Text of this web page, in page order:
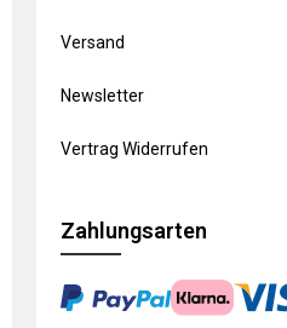
Versand
Newsletter
Vertrag Widerrufen
Zahlungsarten